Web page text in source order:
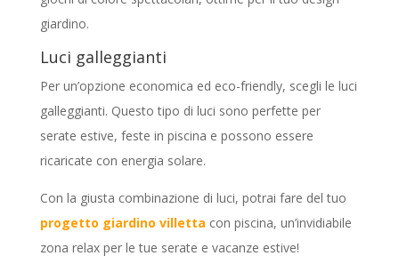
giardino.
Luci galleggianti
Per un’opzione economica ed eco-friendly, scegli le luci
galleggianti. Questo tipo di luci sono perfette per
serate estive, feste in piscina e possono essere
ricaricate con energia solare.
Con la giusta combinazione di luci, potrai fare del tuo
progetto giardino villetta con piscina, un’invidiabile
zona relax per le tue serate e vacanze estive!